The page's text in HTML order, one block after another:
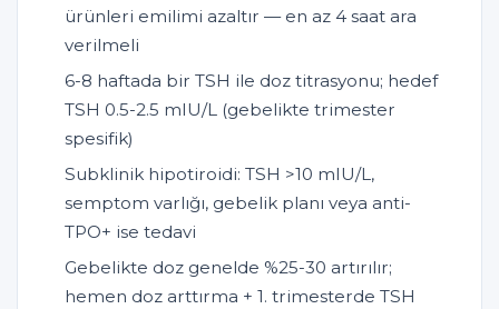
ürünleri emilimi azaltır — en az 4 saat ara
verilmeli
6-8 haftada bir TSH ile doz titrasyonu; hedef
TSH 0.5-2.5 mIU/L (gebelikte trimester
spesifik)
Subklinik hipotiroidi: TSH >10 mIU/L,
semptom varlığı, gebelik planı veya anti-
TPO+ ise tedavi
Gebelikte doz genelde %25-30 artırılır;
hemen doz arttırma + 1. trimesterde TSH